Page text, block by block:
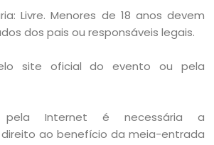
Livre. Menores de 18 anos devem
dos pais ou responsáveis legais.
site oficial do evento ou pela
pela Internet é necessária a
ao benefício da meia-entrada